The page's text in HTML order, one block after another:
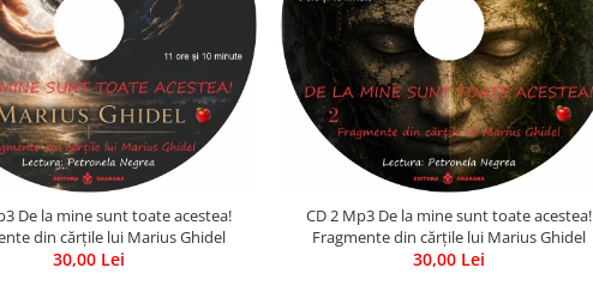
De la mine sunt toate acestea!
din cărțile lui Marius Ghidel
30,00 Lei
CD 2 Mp3 De la mine sunt toate acestea!
Fragmente din cărțile lui Marius Ghidel
30,00 Lei